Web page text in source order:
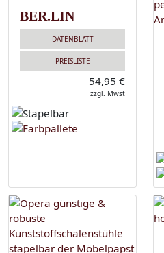
BER.LIN
DATENBLATT
PREISLISTE
54,95 €
zzgl. Mwst